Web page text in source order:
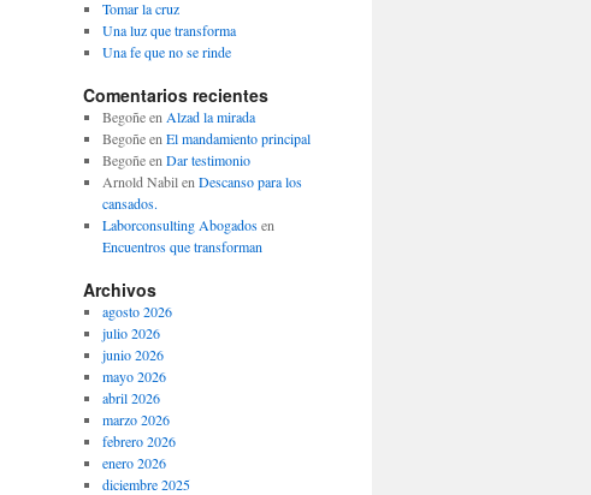
Tomar la cruz
Una luz que transforma
Una fe que no se rinde
Comentarios recientes
Begoñeen Alzad la mirada
Begoñeen El mandamiento principal
Begoñeen Dar testimonio
Arnold Nabilen Descanso para los
cansados.
Laborconsulting Abogadosen
Encuentros que transforman
Archivos
agosto 2026
julio 2026
junio 2026
mayo 2026
abril 2026
marzo 2026
febrero 2026
enero 2026
diciembre 2025